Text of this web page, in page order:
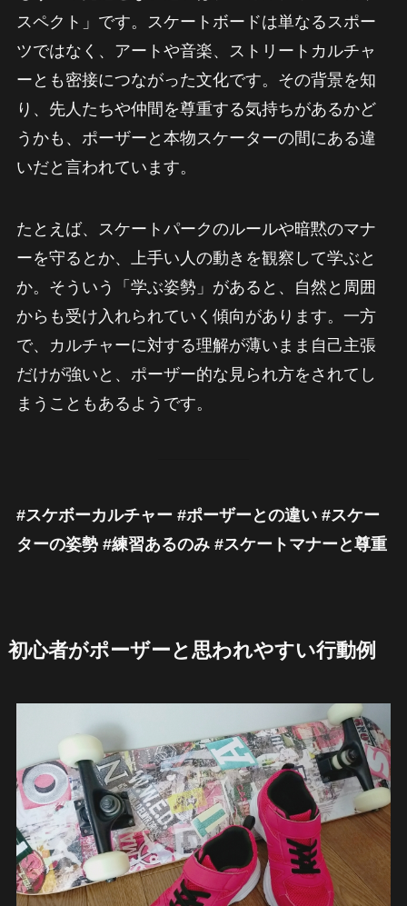
スペクト」です。スケートボードは単なるスポー
ツではなく、アートや音楽、ストリートカルチャ
ーとも密接につながった文化です。その背景を知
り、先人たちや仲間を尊重する気持ちがあるかど
うかも、ポーザーと本物スケーターの間にある違
いだと言われています。
たとえば、スケートパークのルールや暗黙のマナ
ーを守るとか、上手い人の動きを観察して学ぶと
か。そういう「学ぶ姿勢」があると、自然と周囲
からも受け入れられていく傾向があります。一方
で、カルチャーに対する理解が薄いまま自己主張
だけが強いと、ポーザー的な見られ方をされてし
まうこともあるようです。
#スケボーカルチャー #ポーザーとの違い #スケー
ターの姿勢 #練習あるのみ #スケートマナーと尊重
初心者がポーザーと思われやすい行動例